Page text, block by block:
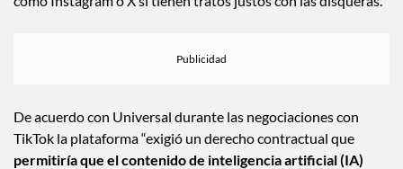
De acuerdo con Universal durante las negociaciones con
TikTok la plataforma “exigió un derecho contractual que
permitiría que el contenido de inteligencia artificial (IA)